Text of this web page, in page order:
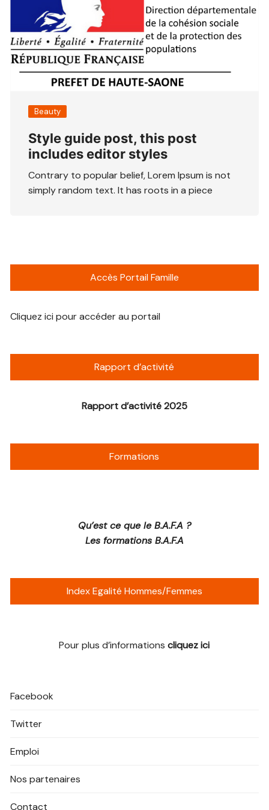
Beauty
Style guide post, this post
includes editor styles
Contrary to popular belief, Lorem Ipsum is not
simply random text. It has roots in a piece
Accès Portail Famille
Cliquez ici pour accéder au portail
Rapport d’activité
Rapport d’activité 2025
Formations
Qu’est ce que le B.A.F.A ?
Les formations B.A.F.A
Index Egalité Hommes/Femmes
Pour plus d’informationscliquez ici
Facebook
Twitter
Emploi
Nos partenaires
Contact